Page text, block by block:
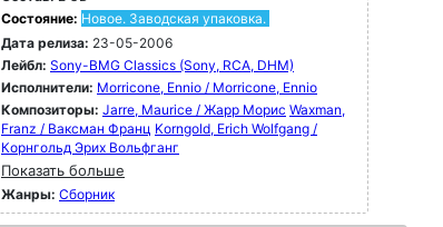
Состояние: Новое. Заводская упаковка.
Дата релиза: 23-05-2006
Лейбл: Sony-BMG Classics (Sony, RCA, DHM)
Исполнители: Morricone, Ennio / Morricone, Ennio
Композиторы: Jarre, Maurice / Жарр Морис Waxman,
Franz / Ваксман Франц Korngold, Erich Wolfgang /
Корнгольд Эрих Вольфганг
Показать больше
Жанры: Сборник